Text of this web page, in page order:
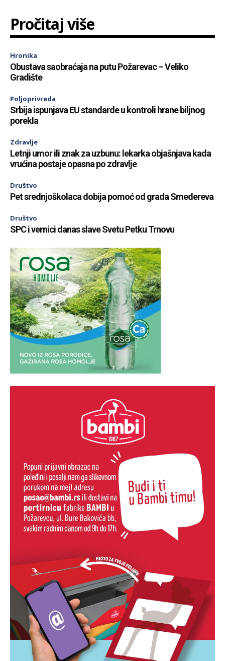
Pročitaj više
Hronika
Obustava saobraćaja na putu Požarevac – Veliko
Gradište
Poljoprivreda
Srbija ispunjava EU standarde u kontroli hrane biljnog
porekla
Zdravlje
Letnji umor ili znak za uzbunu: lekarka objašnjava kada
vrućina postaje opasna po zdravlje
Društvo
Pet srednjoškolaca dobija pomoć od grada Smedereva
Društvo
SPC i vernici danas slave Svetu Petku Trnovu